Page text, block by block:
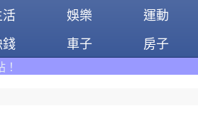
活 娛樂 運動
錢 車子 房子